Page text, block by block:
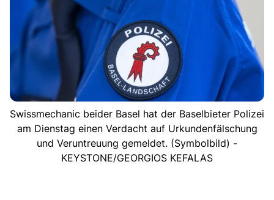
Swissmechanic beider Basel hat der Baselbieter Polizei
am Dienstag einen Verdacht auf Urkundenfälschung
und Veruntreuung gemeldet. (Symbolbild) -
KEYSTONE/GEORGIOS KEFALAS